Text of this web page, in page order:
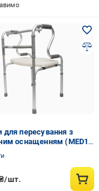
для пересування з
оснащенням (MED1-
A)
шт.